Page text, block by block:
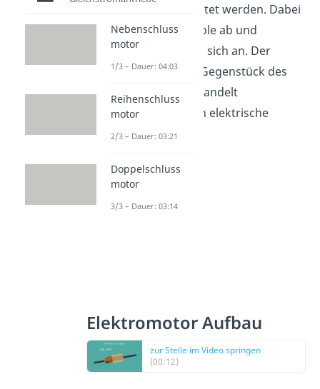
zueinander ausgerichtet werden. Dabei
stoßen sich gleiche Pole ab und
ungleiche Pole ziehen sich an. Der
Elektromotor ist das Gegenstück des
Generators
, dieser wandelt
Bewegungsleistung in elektrische
Leistung um.
Elektromotor Aufbau
zur Stelle im Video springen
(00:12)
Nebenschluss
motor
1/3 – Dauer: 04:03
Reihenschluss
motor
2/3 – Dauer: 03:21
Doppelschluss
motor
3/3 – Dauer: 03:14